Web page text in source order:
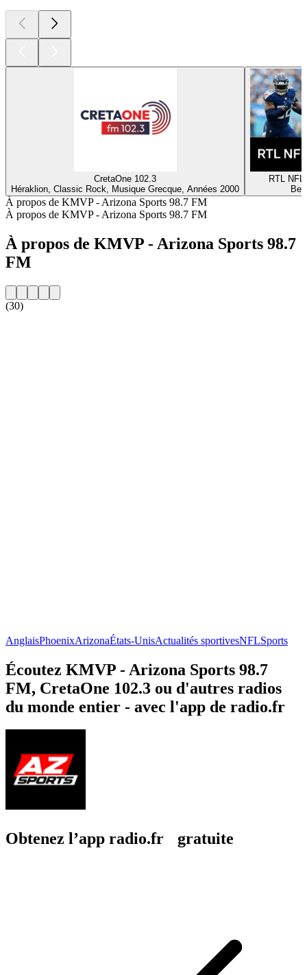
CretaOne 102.3
Héraklion, Classic Rock, Musique Grecque, Années 2000
RTL
À propos de KMVP - Arizona Sports 98.7 FM
À propos de KMVP - Arizona Sports 98.7 FM
À propos de KMVP - Arizona Sports 98.7
FM
(30)
AnglaisPhoenixArizonaÉtats-UnisActualités sportivesNFLSports
Écoutez KMVP - Arizona Sports 98.7
FM, CretaOne 102.3 ou d'autres radios
du monde entier - avec l'app de radio.fr
Obtenez l’app radio.fr gratuite